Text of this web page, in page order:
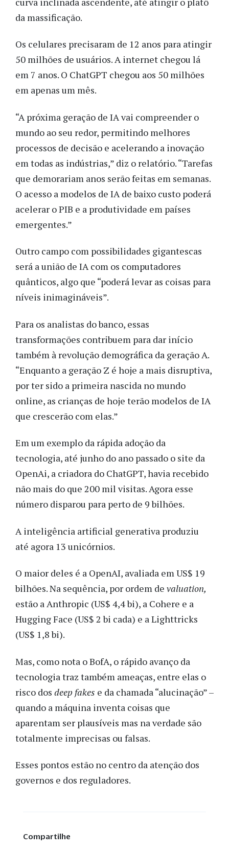
da massificação.
Os celulares precisaram de 12 anos para atingir
50 milhões de usuários. A internet chegou lá
em 7 anos. O ChatGPT chegou aos 50 milhões
em apenas um mês.
“A próxima geração de IA vai compreender o
mundo ao seu redor, permitindo melhores
processos de decisão e acelerando a inovação
em todas as indústrias,” diz o relatório. “Tarefas
que demorariam anos serão feitas em semanas.
O acesso a modelos de IA de baixo custo poderá
acelerar o PIB e a produtividade em países
emergentes.”
Outro campo com possibilidades gigantescas
será a união de IA com os computadores
quânticos, algo que “poderá levar as coisas para
níveis inimagináveis”.
Para os analistas do banco, essas
transformações contribuem para dar início
também à revolução demográfica da geração A.
“Enquanto a geração Z é hoje a mais disruptiva,
por ter sido a primeira nascida no mundo
online, as crianças de hoje terão modelos de IA
que crescerão com elas.”
Em um exemplo da rápida adoção da
tecnologia, até junho do ano passado o site da
OpenAi, a criadora do ChatGPT, havia recebido
não mais do que 200 mil visitas. Agora esse
número disparou para perto de 9 bilhões.
A inteligência artificial generativa produziu
até agora 13 unicórnios.
O maior deles é a OpenAI, avaliada em US$ 19
bilhões. Na sequência, por ordem de valuation,
estão a Anthropic (US$ 4,4 bi), a Cohere e a
Hugging Face (US$ 2 bi cada) e a Lighttricks
(US$ 1,8 bi).
Mas, como nota o BofA, o rápido avanço da
tecnologia traz também ameaças, entre elas o
risco dos deep fakes e da chamada “alucinação” –
quando a máquina inventa coisas que
aparentam ser plausíveis mas na verdade são
totalmente imprecisas ou falsas.
Esses pontos estão no centro da atenção dos
governos e dos reguladores.
Compartilhe